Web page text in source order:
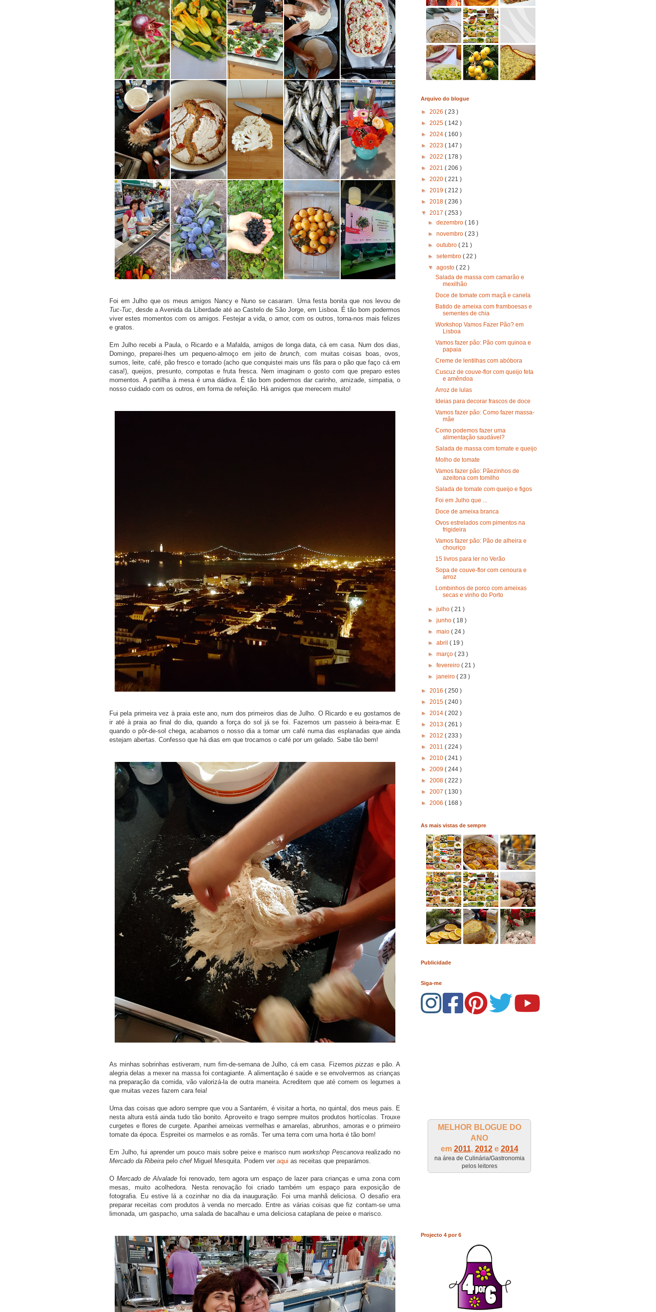
Foi em Julho que os meus amigos Nancy e Nuno se casaram. Uma festa bonita que nos levou de
Tuc-Tuc , desde a Avenida da Liberdade até ao Castelo de São Jorge, em Lisboa. É tão bom podermos
viver estes momentos com os amigos. Festejar a vida, o amor, com os outros, torna-nos mais felizes
e gratos.
Em Julho recebi a Paula, o Ricardo e a Mafalda, amigos de longa data, cá em casa. Num dos dias,
Domingo, preparei-lhes um pequeno-almoço em jeito de brunch, com muitas coisas boas, ovos,
sumos, leite, café, pão fresco e torrado (acho que conquistei mais uns fãs para o pão que faço cá em
casa!), queijos, presunto, compotas e fruta fresca. Nem imaginam o gosto com que preparo estes
momentos. A partilha à mesa é uma dádiva. É tão bom podermos dar carinho, amizade, simpatia, o
nosso cuidado com os outros, em forma de refeição. Há amigos que merecem muito!
Fui pela primeira vez à praia este ano, num dos primeiros dias de Julho. O Ricardo e eu gostamos de
ir até à praia ao final do dia, quando a força do sol já se foi. Fazemos um passeio à beira-mar. E
quando o pôr-de-sol chega, acabamos o nosso dia a tomar um café numa das esplanadas que ainda
estejam abertas. Confesso que há dias em que trocamos o café por um gelado. Sabe tão bem!
As minhas sobrinhas estiveram, num fim-de-semana de Julho, cá em casa. Fizemospizzas e pão. A
alegria delas a mexer na massa foi contagiante. A alimentação é saúde e se envolvermos as crianças
na preparação da comida, vão valorizá-la de outra maneira. Acreditem que até comem os legumes a
que muitas vezes fazem cara feia!
Uma das coisas que adoro sempre que vou a Santarém, é visitar a horta, no quintal, dos meus pais. E
nesta altura está ainda tudo tão bonito. Aproveito e trago sempre muitos produtos hortícolas. Trouxe
curgetes e flores de curgete. Apanhei ameixas vermelhas e amarelas, abrunhos, amoras e o primeiro
tomate da época. Espreitei os marmelos e as romãs. Ter uma terra com uma horta é tão bom!
Em Julho, fui aprender um pouco mais sobre peixe e marisco numworkshop Pescanovarealizado no
Mercado da Ribeira pelo chefMiguel Mesquita. Podem ver aqui as receitas que preparámos.
OMercado de Alvalade foi renovado, tem agora um espaço de lazer para crianças e uma zona com
mesas, muito acolhedora. Nesta renovação foi criado também um espaço para exposição de
fotografia. Eu estive lá a cozinhar no dia da inauguração. Foi uma manhã deliciosa. O desafio era
preparar receitas com produtos à venda no mercado. Entre as várias coisas que fiz contam-se uma
limonada, um gaspacho, uma salada de bacalhau e uma deliciosa cataplana de peixe e marisco.
Arquivo do blogue
► 2026 ( 23 )
► 2025 ( 142 )
► 2024 ( 160 )
► 2023 ( 147 )
► 2022 ( 178 )
► 2021 ( 206 )
► 2020 ( 221 )
► 2019 ( 212 )
► 2018 ( 236 )
▼ 2017 ( 253 )
►dezembro( 16 )
►novembro( 23 )
►outubro( 21 )
►setembro( 22 )
▼agosto( 22 )
Salada de massa com camarão e
mexilhão
Doce de tomate com maçã e canela
Batido de ameixa com framboesas e
sementes de chia
Workshop Vamos Fazer Pão? em
Lisboa
Vamos fazer pão: Pão com quinoa e
papaia
Creme de lentilhas com abóbora
Cuscuz de couve-flor com queijo feta
e amêndoa
Arroz de lulas
Ideias para decorar frascos de doce
Vamos fazer pão: Como fazer massa-
mãe
Como podemos fazer uma
alimentação saudável?
Salada de massa com tomate e queijo
Molho de tomate
Vamos fazer pão: Pãezinhos de
azeitona com tomilho
Salada de tomate com queijo e figos
Foi em Julho que ...
Doce de ameixa branca
Ovos estrelados com pimentos na
frigideira
Vamos fazer pão: Pão de alheira e
chouriço
15 livros para ler no Verão
Sopa de couve-flor com cenoura e
arroz
Lombinhos de porco com ameixas
secas e vinho do Porto
►julho( 21 )
►junho( 18 )
►maio( 24 )
►abril( 19 )
►março( 23 )
►fevereiro( 21 )
►janeiro( 23 )
► 2016 ( 250 )
► 2015 ( 240 )
► 2014 ( 202 )
► 2013 ( 261 )
► 2012 ( 233 )
► 2011 ( 224 )
► 2010 ( 241 )
► 2009 ( 244 )
► 2008 ( 222 )
► 2007 ( 130 )
► 2006 ( 168 )
As mais vistas de sempre
Publicidade
Siga-me
MELHOR BLOGUE DO
ANO
em 2011, 2012e 2014
na área de Culinária/Gastronomia
pelos leitores
Projecto 4 por 6